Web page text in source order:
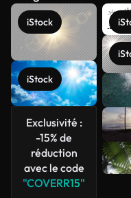
iStock
iStock
Exclusivité :
-15% de
réduction
avec le code
"COVERR15"